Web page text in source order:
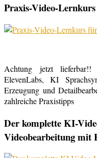
Praxis-Video-
Achtung jetzt
ElevenLabs, KI
Erzeugung und
zahlreiche Praxistipps
Der komplette KI-
Videobearbeitung mit